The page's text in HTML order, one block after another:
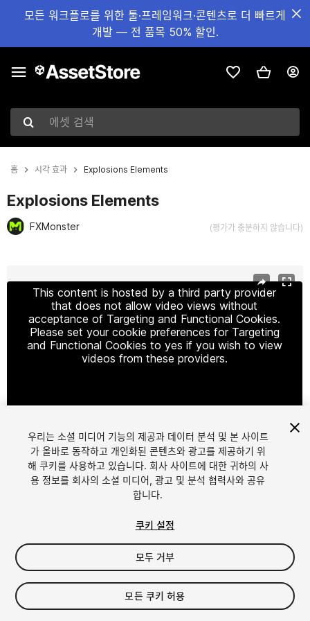
모든 워크플로를 위한 툴·프레임워크·콘텐츠로 더 빠르게
개발 — 전 품목 50% 할인.
에셋 검색
홈 시각 효과 Explosions Elements
Explosions Elements
FXMonster (평가가 충분하지 않습니다)
This content is hosted by a third party provider
that does not allow video views without
acceptance of Targeting and Functional Cookies.
Please set your cookie preferences for Targeting
and Functional Cookies to yes if you wish to view
videos from these providers.
1/2
$17.99
세금/부가세는 결제 시 반영됩니다.
우리는 소셜 미디어 기능의 제공과 데이터 분석 및 본 사이트
가 올바로 동작하고 개인화된 콘텐츠와 광고를 제공하기 위
해 쿠키를 사용하고 있습니다. 회사 사이트에 대한 귀하의 사
용 정보를 회사의 소셜 미디어, 광고 및 분석 협력사와 공유
합니다.
쿠키 설정
모두 거부
모든 쿠키 허용